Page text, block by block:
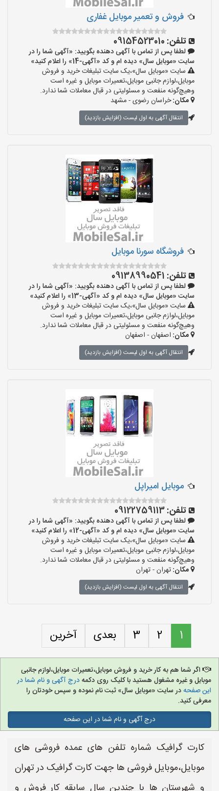
فروش و تعمیر موبایل غفاری
تلفن: 09154523010
لطفا پس از تماس با آگهی دهنده بگویید: «آگهی شما را در
سایت «موبایل سال» دیده ام و کد «آگهی-14» را اعلام کنید»
سایت «موبایل سال»،یک سایت تبلیغات خرید و فروش
موبایل،لوازم جانبی موبایل،تعمیرات موبایل و غیره است
وهیچ‌گونه منفعت و مسئولیتی در قبال معاملات شما ندارد.
مکان:خراسان رضوی - مشهد
انتقال آگهی به اول لیست (افزایش بازدید)
فروشگاه سورنا موبایل
تلفن: 09138990541
لطفا پس از تماس با آگهی دهنده بگویید: «آگهی شما را در
سایت «موبایل سال» دیده ام و کد «آگهی-13» را اعلام کنید»
سایت «موبایل سال»،یک سایت تبلیغات خرید و فروش
موبایل،لوازم جانبی موبایل،تعمیرات موبایل و غیره است
وهیچ‌گونه منفعت و مسئولیتی در قبال معاملات شما ندارد.
مکان: اصفهان - اصفهان
انتقال آگهی به اول لیست (افزایش بازدید)
موبایل امیراپل
تلفن:09122759113
لطفا پس از تماس با آگهی دهنده بگویید: «آگهی شما را در
سایت «موبایل سال» دیده ام و کد «آگهی-12» را اعلام کنید»
سایت «موبایل سال»،یک سایت تبلیغات خرید و فروش
موبایل،لوازم جانبی موبایل،تعمیرات موبایل و غیره است
وهیچ‌گونه منفعت و مسئولیتی در قبال معاملات شما ندارد.
مکان:تهران - تهران
انتقال آگهی به اول لیست (افزایش بازدید)
1
2
3 بعدی آخرین
اگر شما هم به کار خرید و فروش موبایل،تعمیرات موبایل،لوازم جانبی
موبایل و غیره مشغول هستید با کلیک روی دکمهدرج آگهی و نام شما در
این صفحهدر سایت «موبایل سال» ثبت نام نموده و سپس خودتان را
معرفی کنید.
درج آگهی و نام شما در این صفحه
کارت گرافیک شماره تلفن های عمده فروشی های
موبایل،موبایل فروشی ها جهت کارت گرافیک در تهران
و شهرستان ها با چندین سال سابقه کار فروش و